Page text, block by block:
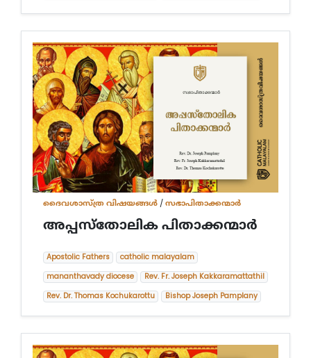
ദൈവശാസ്ത്ര വിഷയങ്ങള്‍ /സഭാപിതാക്കന്മാർ
അപ്പസ്തോലിക പിതാക്കന്മാര്‍
Apostolic Fathers
catholic malayalam
mananthavady diocese
Rev. Fr. Joseph Kakkaramattathil
Rev. Dr. Thomas Kochukarottu
Bishop Joseph Pamplany